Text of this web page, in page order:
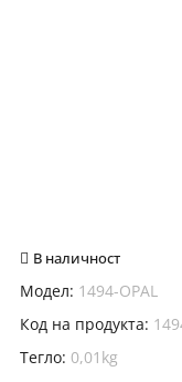
В наличност
Модел: 1494-OPAL
Код на продукта:
Тегло: 0,01kg